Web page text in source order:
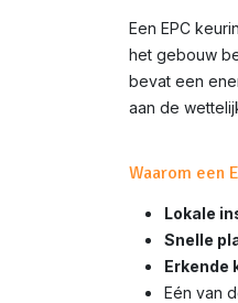
Een EPC
het gebouw
bevat een
aan de
Waarom een
Lokale
Snelle
Erkende
Eén van